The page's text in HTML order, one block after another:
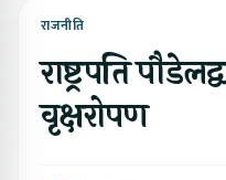
राजनीति
राष्ट्रपति
वृक्षरोपण